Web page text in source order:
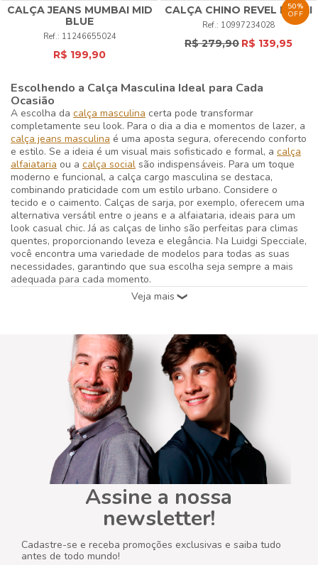
CALÇA JEANS MUMBAI MID
BLUE
11246655024
R$ 199,90
50%
OFF
CALÇA CHINO REVEL KHAKI
10997234028
R$ 279,90 R$ 139,95
Escolhendo a Calça Masculina Ideal para Cada
Ocasião
calça masculinacerta pode transformar
e estilo. Se a ideia é um visual mais sofisticado e formal, a
ou a calça social são indispensáveis. Para um toque
moderno e funcional, a calça cargo masculina se destaca,
combinando praticidade com um estilo urbano. Considere o
tecido e o caimento. Calças de sarja, por exemplo, oferecem uma
alternativa versátil entre o jeans e a alfaiataria, ideais para um
look casual chic. Já as calças de linho são perfeitas para climas
quentes, proporcionando leveza e elegância. Na Luidgi Specciale,
você encontra uma variedade de modelos para todas as suas
necessidades, garantindo que sua escolha seja sempre a mais
adequada para cada momento.
Combinando Cores: Calça Azul Marinho, Cinza e Verde
Masculina
o que combina com calça azul marinho masculina
essencial para criar looks harmoniosos. O azul marinho é um
clássico e vai bem com camisas brancas, cinzas, beges ou até
mesmo em tons de vinho. Para
o que combina com calça cinza
masculina , as opções são igualmente vastas: preto, branco, azul